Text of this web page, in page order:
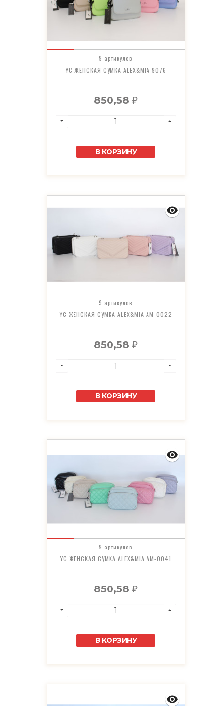
9 артикулов
YC ЖЕНСКАЯ СУМКА ALEX&MIA 9076
850,58₽
В КОРЗИНУ
9 артикулов
YC ЖЕНСКАЯ СУМКА ALEX&MIA AM-0022
850,58₽
В КОРЗИНУ
9 артикулов
YC ЖЕНСКАЯ СУМКА ALEX&MIA AM-0041
850,58₽
В КОРЗИНУ